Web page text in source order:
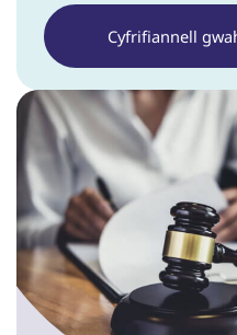
Cyfrifiannell